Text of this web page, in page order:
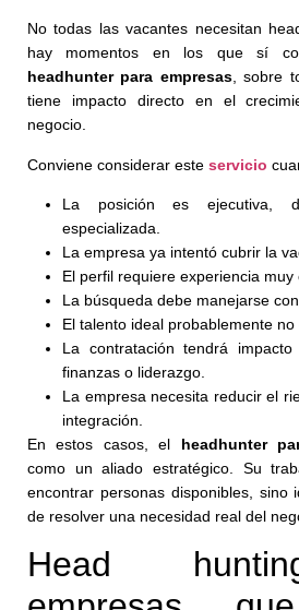
No todas las vacantes necesitan
hay momentos en los que sí
headhunter para empresas, sobre
tiene impacto directo en el
negocio.
Conviene considerar este servicio
La posición es ejecutiva,
especializada.
La empresa ya intentó cubrir la
El perfil requiere experiencia muy
La búsqueda debe manejarse
El talento ideal probablemente
La contratación tendrá impacto
finanzas o liderazgo.
La empresa necesita reducir el
integración.
En estos casos, el headhunter
como un aliado estratégico. Su
encontrar personas disponibles, sino
de resolver una necesidad real del
Head